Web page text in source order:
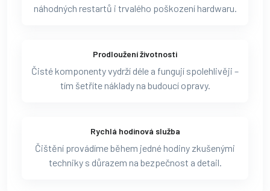
náhodných restartů i trvalého poškození hardwaru.
Prodloužení životnosti
Čisté komponenty vydrží déle a fungují spolehlivěji –
tím šetříte náklady na budoucí opravy.
Rychlá hodinová služba
Čištění provádíme během jedné hodiny zkušenými
techniky s důrazem na bezpečnost a detail.